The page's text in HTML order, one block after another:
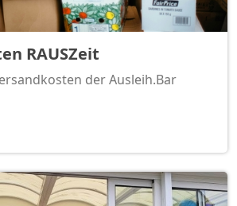
RAUSZeit
der Ausleih.Bar